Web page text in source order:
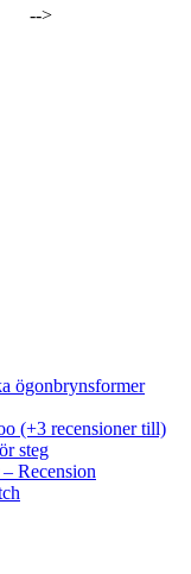
-->
ögonbrynsformer
(+3 recensioner till)
steg
Recension